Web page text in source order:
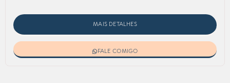
MAIS DETALHES
FALE COMIGO